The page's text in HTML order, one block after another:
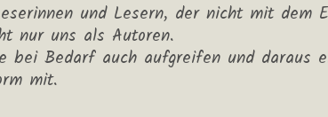
und Lesern, der nicht mit dem
nur uns als Autoren.
bei Bedarf auch aufgreifen und daraus
mit.